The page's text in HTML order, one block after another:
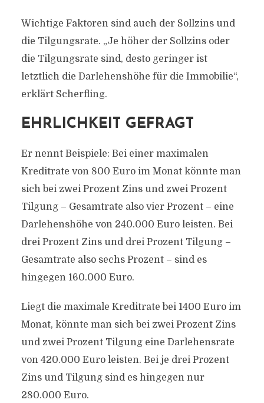
Wichtige Faktoren sind auch der Sollzins und
die Tilgungsrate. „Je höher der Sollzins oder
die Tilgungsrate sind, desto geringer ist
letztlich die Darlehenshöhe für die Immobilie“,
erklärt Scherfling.
EHRLICHKEIT GEFRAGT
Er nennt Beispiele: Bei einer maximalen
Kreditrate von 800 Euro im Monat könnte man
sich bei zwei Prozent Zins und zwei Prozent
Tilgung – Gesamtrate also vier Prozent – eine
Darlehenshöhe von 240.000 Euro leisten. Bei
drei Prozent Zins und drei Prozent Tilgung –
Gesamtrate also sechs Prozent – sind es
hingegen 160.000 Euro.
Liegt die maximale Kreditrate bei 1400 Euro im
Monat, könnte man sich bei zwei Prozent Zins
und zwei Prozent Tilgung eine Darlehensrate
von 420.000 Euro leisten. Bei je drei Prozent
Zins und Tilgung sind es hingegen nur
280.000 Euro.